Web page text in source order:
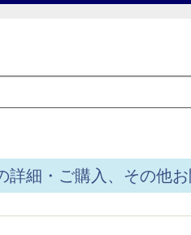
詳細・ご購入、その他